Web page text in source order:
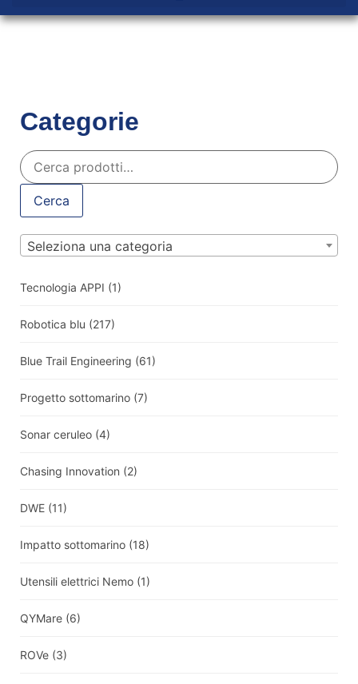
Categorie
Cerca
Seleziona una categoria
Tecnologia APPI (1)
Robotica blu (217)
Blue Trail Engineering (61)
Progetto sottomarino (7)
Sonar ceruleo (4)
Chasing Innovation (2)
DWE (11)
Impatto sottomarino (18)
Utensili elettrici Nemo (1)
QYMare (6)
ROVe (3)